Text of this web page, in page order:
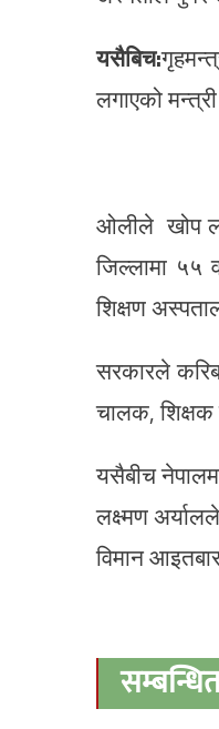
यसैबिच:
लगाएको
ओलीले खोप
जिल्लामा ५५
शिक्षण
सरकारले
चालक, शिक्षक
यसैबीच
लक्ष्मण
विमान